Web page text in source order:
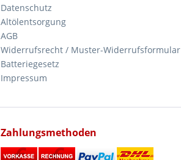
Datenschutz
Altölentsorgung
AGB
Widerrufsrecht / Muster-Widerrufsformular
Batteriegesetz
Impressum
Zahlungsmethoden